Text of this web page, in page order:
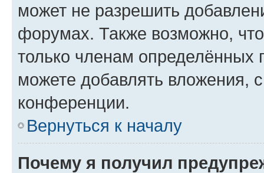
может не разрешить
форумах. Также возможно,
только членам определённых
можете добавлять вложения,
конференции.
Вернуться к началу
Почему я получил